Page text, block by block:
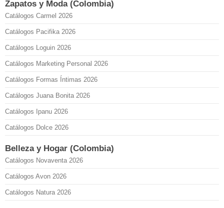
Zapatos y Moda (Colombia)
Catálogos Carmel 2026
Catálogos Pacifika 2026
Catálogos Loguin 2026
Catálogos Marketing Personal 2026
Catálogos Formas Íntimas 2026
Catálogos Juana Bonita 2026
Catálogos Ipanu 2026
Catálogos Dolce 2026
Belleza y Hogar (Colombia)
Catálogos Novaventa 2026
Catálogos Avon 2026
Catálogos Natura 2026